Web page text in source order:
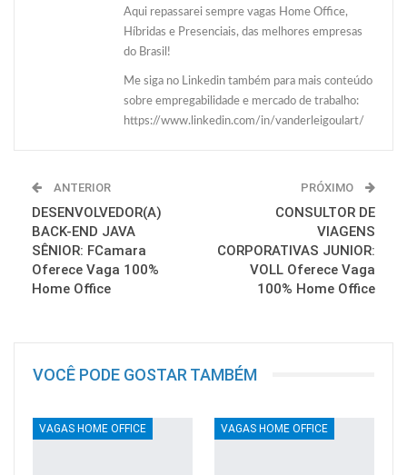
Aqui repassarei sempre vagas Home Office,
Híbridas e Presenciais, das melhores empresas
do Brasil!
Me siga no Linkedin também para mais conteúdo
sobre empregabilidade e mercado de trabalho:
https://www.linkedin.com/in/vanderleigoulart/
ANTERIOR
DESENVOLVEDOR(A)
BACK-END JAVA
SÊNIOR: FCamara
Oferece Vaga 100%
Home Office
PRÓXIMO
CONSULTOR DE
VIAGENS
CORPORATIVAS JUNIOR:
VOLL Oferece Vaga
100% Home Office
VOCÊ PODE GOSTAR TAMBÉM
VAGAS HOME OFFICE VAGAS HOME OFFICE